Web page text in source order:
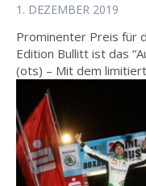
1. DEZEMBER 2019
Prominenter Preis für
Edition Bullitt ist das
(ots) – Mit dem